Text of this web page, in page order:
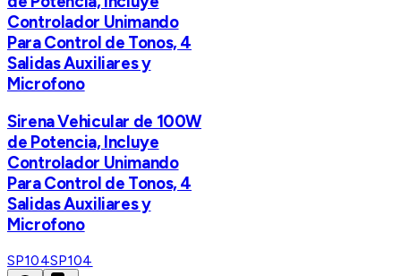
Controlador Unimando
Para Control de Tonos, 4
Salidas Auxiliares y
Microfono
Sirena Vehicular de 100W
de Potencia, Incluye
Controlador Unimando
Para Control de Tonos, 4
Salidas Auxiliares y
Microfono
SP104SP104